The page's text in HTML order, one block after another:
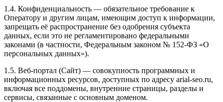
1.4. Конфиденциальность — обязательное требование к
Оператору и другим лицам, имеющим доступ к информации,
запрещать её распространение без одобрения субъекта
данных, если это не регламентировано федеральными
законами (в частности, Федеральным законом № 152-ФЗ «О
персональных данных»).
1.5. Веб-портал (Сайт) — совокупность программных и
информационных ресурсов, доступных по адресу arial-seo.ru,
включая все поддомены, внутренние страницы, разделы и
сервисы, связанные с основным доменом.